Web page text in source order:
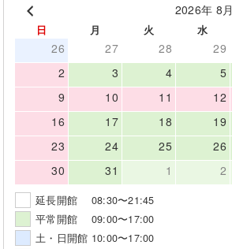
2026年 8月
日 月 火 水
26 27 28 29
2
3 4 5
9
10 11 12
16
17 18 19
23
24 25 26
30
31 1 2
延長開館 08:30〜21:45
平常開館 09:00〜17:00
土・日開館 10:00〜17:00